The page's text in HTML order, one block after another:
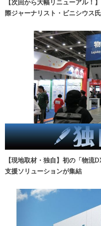
【次回から大幅リニューアル
際ジャーナリスト・ビニシウス氏
【現地取材・独自】初の「物流
支援ソリューションが集結